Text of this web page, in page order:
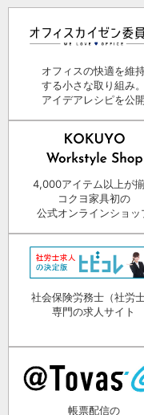
オフィスの快適を維
する小さな取り組み。
アイデアレシピを公開
4,000アイテム以上が
コクヨ家具初の
公式オンラインショッ
社会保険労務士（社労士
専門の求人サイト
帳票配信の